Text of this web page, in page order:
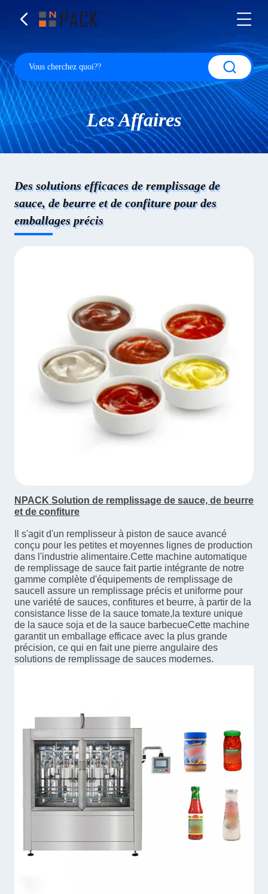
Les Affaires
Des solutions efficaces de remplissage de
sauce, de beurre et de confiture pour des
emballages précis
NPACK Solution de remplissage de sauce, de beurre
et de confiture
Il s'agit d'un remplisseur à piston de sauce avancé
conçu pour les petites et moyennes lignes de production
dans l'industrie alimentaire.Cette machine automatique
de remplissage de sauce fait partie intégrante de notre
gamme complète d'équipements de remplissage de
sauceIl assure un remplissage précis et uniforme pour
une variété de sauces, confitures et beurre, à partir de la
consistance lisse de la sauce tomate,la texture unique
de la sauce soja et de la sauce barbecueCette machine
garantit un emballage efficace avec la plus grande
précision, ce qui en fait une pierre angulaire des
solutions de remplissage de sauces modernes.